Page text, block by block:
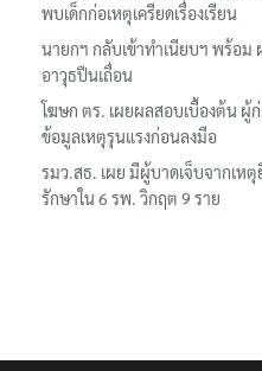
พบเด็กก่อเหตุเครียดเรื่องเรียน
นายกฯ กลับเข้าทำเนียบฯ พร้อ
อาวุธปืนเถื่อน
โฆษก ตร. เผยผลสอบเบื้องต้น ผู้
ข้อมูลเหตุรุนแรงก่อนลงมือ
รมว.สธ. เผย มีผู้บาดเจ็บจากเหตุ
รักษาใน 6 รพ. วิกฤต 9 ราย